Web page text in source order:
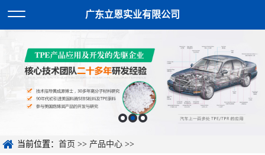
广东立恩实业有限公司
当前位置：首页 >> 产品中心 >>